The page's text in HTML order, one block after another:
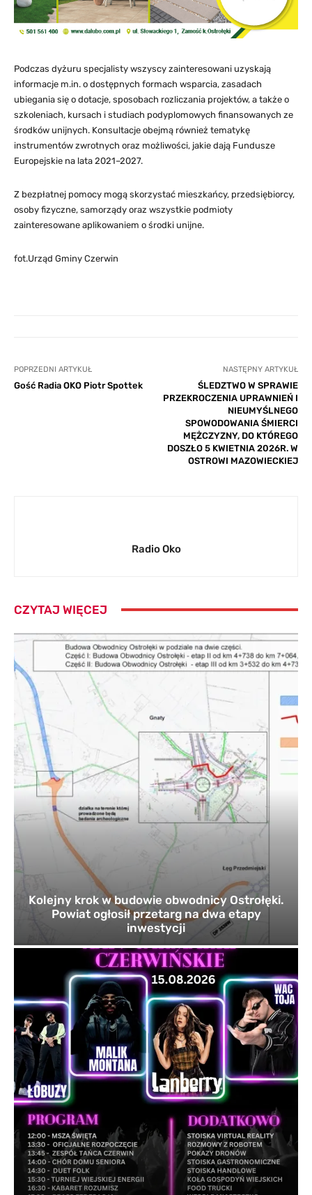
Podczas dyżuru specjalisty wszyscy zainteresowani uzyskają
informacje m.in. o dostępnych formach wsparcia, zasadach
ubiegania się o dotacje, sposobach rozliczania projektów, a także o
szkoleniach, kursach i studiach podyplomowych finansowanych ze
środków unijnych. Konsultacje obejmą również tematykę
instrumentów zwrotnych oraz możliwości, jakie dają Fundusze
Europejskie na lata 2021–2027.
Z bezpłatnej pomocy mogą skorzystać mieszkańcy, przedsiębiorcy,
osoby fizyczne, samorządy oraz wszystkie podmioty
zainteresowane aplikowaniem o środki unijne.
fot.Urząd Gminy Czerwin
POPRZEDNI ARTYKUŁ
Gość Radia OKO Piotr Spottek
NASTĘPNY ARTYKUŁ
ŚLEDZTWO W SPRAWIE
PRZEKROCZENIA UPRAWNIEŃ I
NIEUMYŚLNEGO
SPOWODOWANIA ŚMIERCI
MĘŻCZYZNY, DO KTÓREGO
DOSZŁO 5 KWIETNIA 2026R. W
OSTROWI MAZOWIECKIEJ
Radio Oko
CZYTAJ WIĘCEJ
Kolejny krok w budowie obwodnicy Ostrołęki.
Powiat ogłosił przetarg na dwa etapy
inwestycji